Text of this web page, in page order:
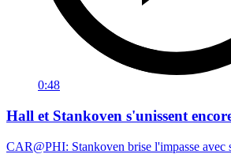
0:48
Hall et Stankoven s'unissent
CAR@PHI: Stankoven brise l'impasse avec